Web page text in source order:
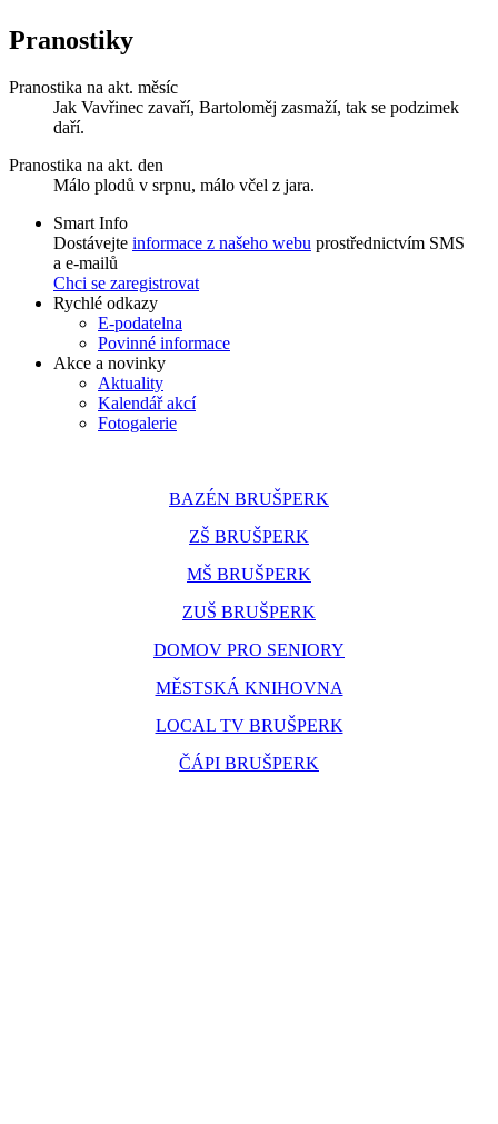
Pranostiky
Pranostika na akt. měsíc
Jak Vavřinec zavaří, Bartoloměj zasmaží, tak se podzimek
daří.
Pranostika na akt. den
Málo plodů v srpnu, málo včel z jara.
Smart Info
Dostávejte informace z našeho webu prostřednictvím SMS
a e-mailů
Chci se zaregistrovat
Rychlé odkazy
E-podatelna
Povinné informace
Akce a novinky
Aktuality
Kalendář akcí
Fotogalerie
BAZÉN BRUŠPERK
ZŠ BRUŠPERK
MŠ BRUŠPERK
ZUŠ BRUŠPERK
DOMOV PRO SENIORY
MĚSTSKÁ KNIHOVNA
LOCAL TV BRUŠPERK
ČÁPI BRUŠPERK